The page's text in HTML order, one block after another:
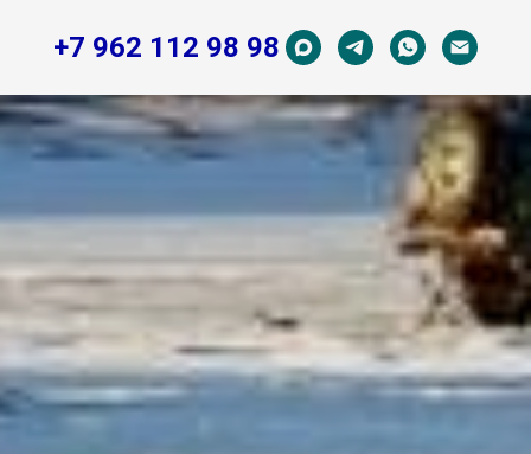
+7 962 112 98 98